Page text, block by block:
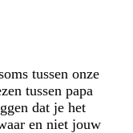
tussen onze
tussen papa
dat je het
en niet jouw